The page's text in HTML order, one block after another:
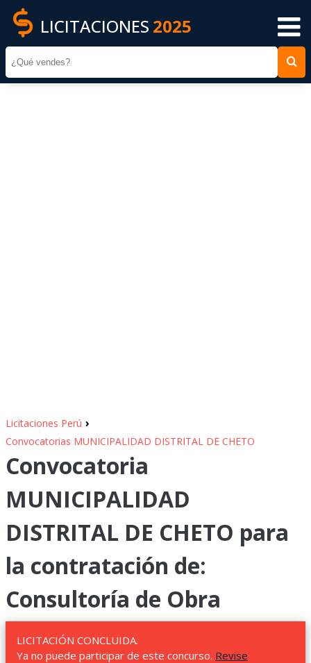
LICITACIONES 2025
Licitaciones Perú ›
Convocatorias MUNICIPALIDAD DISTRITAL DE CHETO
Convocatoria
MUNICIPALIDAD
DISTRITAL DE CHETO para
la contratación de:
Consultoría de Obra
LICITACIÓN CONCLUIDA.
Ya no puede participar de este concurso. Revise